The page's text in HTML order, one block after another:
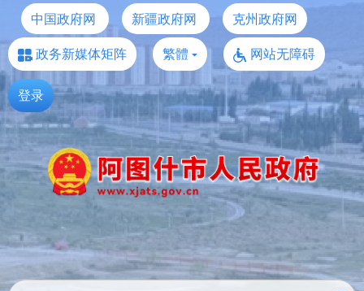
中国政府网 新疆政府网
克州政府网
政务新媒体矩阵
繁體 网站无障碍
登录